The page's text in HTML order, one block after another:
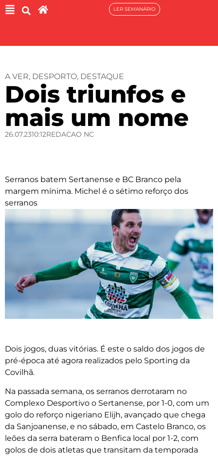
LER SEMANÁRIO
A VER, DESPORTO, DESTAQUE
Dois triunfos e
mais um nome
26.07.2310:12REDACAO NC
Serranos batem Sertanense e BC Branco pela
margem mínima. Michel é o sétimo reforço dos
serranos
Dois jogos, duas vitórias. É este o saldo dos jogos de
pré-época até agora realizados pelo Sporting da
Covilhã.
Na passada semana, os serranos derrotaram no
Complexo Desportivo o Sertanense, por 1-0, com um
golo do reforço nigeriano Elijh, avançado que chega
da Sanjoanense, e no sábado, em Castelo Branco, os
leões da serra bateram o Benfica local por 1-2, com
golos de dois atletas que transitam da temporada